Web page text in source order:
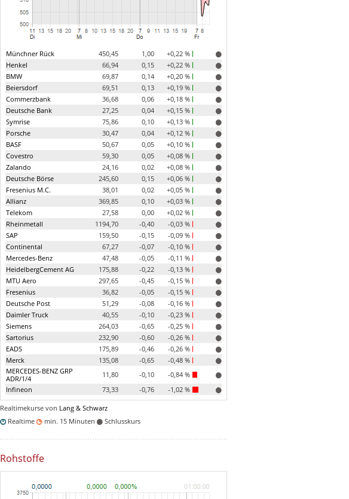
Münchner Rück 450,45 1,00
+0,22 %
Henkel
66,94 0,15
+0,22 %
BMW
69,87 0,14
+0,20 %
Beiersdorf
69,51 0,13
+0,19 %
Commerzbank
36,68 0,06
+0,18 %
Deutsche Bank
27,25 0,04
+0,15 %
Symrise
75,86 0,10
+0,13 %
Porsche
30,47 0,04
+0,12 %
BASF
50,67 0,05
+0,10 %
Covestro
59,30 0,05
+0,08 %
Zalando
24,16 0,02
+0,08 %
Deutsche Börse
245,60 0,15
+0,06 %
Fresenius M.C.
38,01 0,02
+0,05 %
Allianz
369,85 0,10
+0,03 %
Telekom
27,58 0,00
+0,02 %
Rheinmetall
1194,70 -0,40
-0,03 %
SAP
159,50 -0,15
-0,09 %
Continental
67,27 -0,07
-0,10 %
Mercedes-Benz
47,48 -0,05
-0,11 %
HeidelbergCement AG
175,88 -0,22
-0,13 %
MTU Aero
297,65 -0,45
-0,15 %
Fresenius
36,82 -0,05
-0,15 %
Deutsche Post
51,29 -0,08
-0,16 %
Daimler Truck
40,55 -0,10
-0,23 %
Siemens
264,03 -0,65
-0,25 %
Sartorius
232,90 -0,60
-0,26 %
EADS
175,89 -0,46
-0,26 %
Merck
135,08 -0,65
-0,48 %
MERCEDES-BENZ GRP
ADR/1/4
11,80 -0,10
-0,84 %
Infineon
73,33 -0,76 -1,02 %
Realtimekurse von Lang & Schwarz
Realtime
min. 15 Minuten Schlusskurs
Rohstoffe